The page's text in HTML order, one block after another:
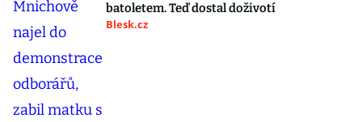
batoletem. Teď dostal doživotí
Blesk.cz